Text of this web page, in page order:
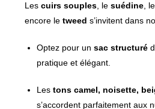
Lescuirs souples , lesuédine ,
encore letweed s’invitent dans
Optez pour unsac structuré
pratique et élégant.
Lestons camel, noisette,
s’accordent parfaitement aux